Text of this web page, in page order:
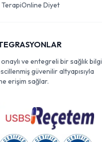
Online Diyet
ve entegreli bir sağlık bilgi
güvenilir altyapısıyla
erişim sağlar.